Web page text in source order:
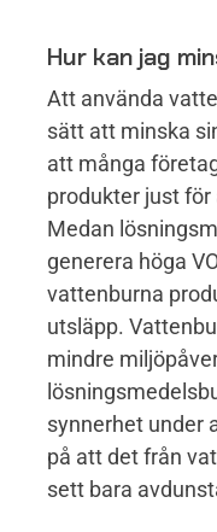
Hur kan jag
Att använda
sätt att minska
att många
produkter just för
Medan
generera höga
vattenburna
utsläpp.
mindre
synnerhet under
på att det från
sett bara